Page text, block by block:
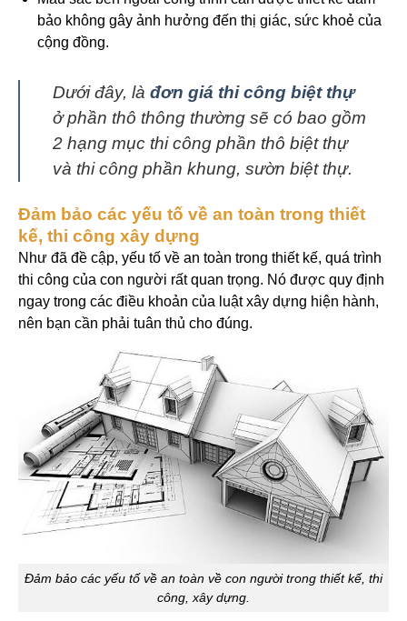
bảo không gây ảnh hưởng đến thị giác, sức khoẻ của
cộng đồng.
Dưới đây, là đơn giá thi công biệt thự
ở phần thô thông thường sẽ có bao gồm
2 hạng mục thi công phần thô biệt thự
và thi công phần khung, sườn biệt thự.
Đảm bảo các yếu tố về an toàn trong thiết
kế, thi công xây dựng
Như đã đề cập, yếu tố về an toàn trong thiết kế, quá trình
thi công của con người rất quan trọng. Nó được quy định
ngay trong các điều khoản của luật xây dựng hiện hành,
nên bạn cần phải tuân thủ cho đúng.
Đảm bảo các yếu tố về an toàn về con người trong thiết kế, thi
công, xây dựng.